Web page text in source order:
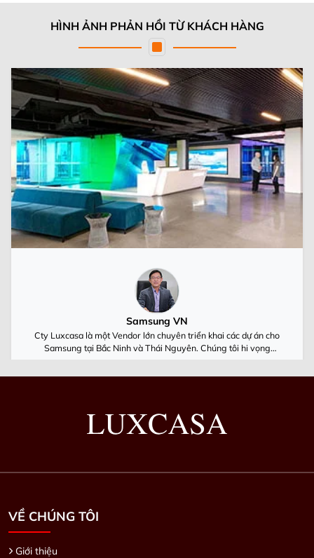
HÌNH ẢNH PHẢN HỒI TỪ KHÁCH HÀNG
Samsung VN
Cty Luxcasa là một Vendor lớn chuyên triển khai các dự án cho
Samsung tại Bắc Ninh và Thái Nguyên. Chúng tôi hi vọng
VỀ CHÚNG TÔI
Giới thiệu